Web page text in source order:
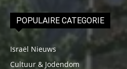
POPULAIRE CATEGORIE
Israël Nieuws
Cultuur & Jodendom